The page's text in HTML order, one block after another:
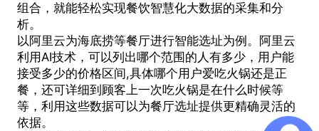
组合，就能轻松实现餐饮智慧化大数据的采集和分
析。
以阿里云为海底捞等餐厅进行智能选址为例。阿里云
利用AI技术，可以列出哪个范围的人有多少，用户能
接受多少的价格区间,具体哪个用户爱吃火锅还是正
餐，还可详细到顾客上一次吃火锅是在什么时候等
等，利用这些数据可以为餐厅选址提供更精确灵活的
依据。